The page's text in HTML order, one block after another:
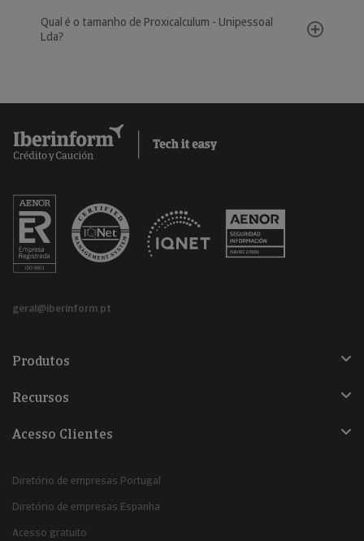
Qual é o tamanho de Proxicalculum - Unipessoal
Lda?
geral@iberinform.pt
Produtos
Recursos
Acesso Clientes
Diretório de empresas Portugal
Diretório de empresas Espanha
Acesso gratuito